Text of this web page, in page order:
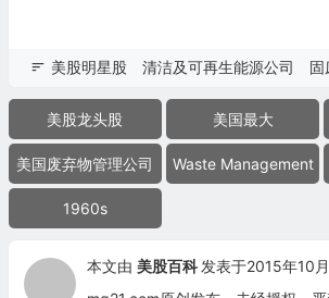
美股明星股 清洁及可再生能源公司 固
美股龙头股 美国最大
美国废弃物管理公司 Waste Management
1960s
本文由 美股百科 发表于2015年10